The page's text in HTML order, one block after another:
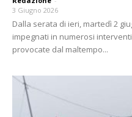
3 Giugno 2026
Dalla serata di ieri, martedì 2
impegnati in numerosi
provocate dal maltempo...